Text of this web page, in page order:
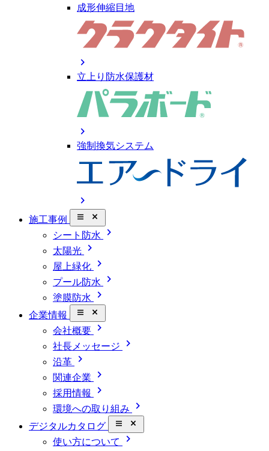
成形伸縮目地
chevron_right
立上り防水保護材
chevron_right
強制換気システム
chevron_right
施工事例 close_small
シート防水 chevron_right
太陽光 chevron_right
屋上緑化 chevron_right
プール防水 chevron_right
塗膜防水 chevron_right
企業情報 close_small
会社概要 chevron_right
社長メッセージ chevron_right
沿革 chevron_right
関連企業 chevron_right
採用情報 chevron_right
環境への取り組み chevron_right
デジタルカタログ close_small
使い方について chevron_right